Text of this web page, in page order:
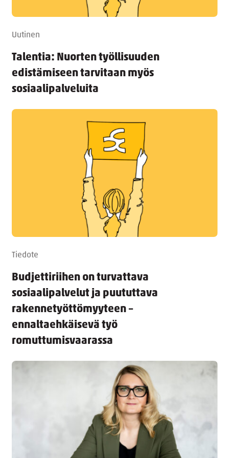
Uutinen
Talentia: Nuorten työllisuuden
edistämiseen tarvitaan myös
sosiaalipalveluita
Tiedote
Budjettiriihen on turvattava
sosiaalipalvelut ja puututtava
rakennetyöttömyyteen –
ennaltaehkäisevä työ
romuttumisvaarassa